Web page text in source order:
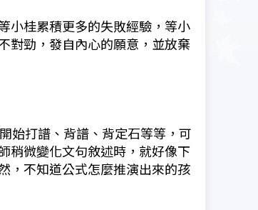
小桂累積更多的失敗經驗，等小
對勁，發自內心的願意，並放棄
始打譜、背譜、背定石等等，可
稍微變化文句敘述時，就好像下
，不知道公式怎麼推演出來的孩